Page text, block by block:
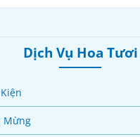
Dịch Vụ Hoa Tươi
Mừng